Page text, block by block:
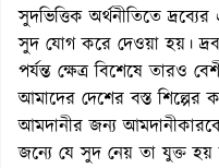
সুদভিত্তিক অর্থনীতিতে
সুদ যোগ করে দেওয়া হয়।
পর্যন্ত ক্ষেত্র বিশেষে তারও
আমাদের দেশের বস্ত শিল্পের
আমদানীর জন্য
জন্যে যে সুদ নেয় তা যুক্ত